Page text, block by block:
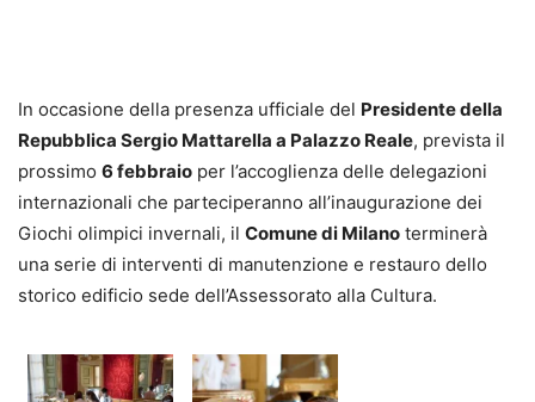
In occasione della presenza ufficiale del Presidente della
Repubblica Sergio Mattarella a Palazzo Reale, prevista il
prossimo 6 febbraio per l’accoglienza delle delegazioni
internazionali che parteciperanno all’inaugurazione dei
Giochi olimpici invernali, il Comune di Milano terminerà
una serie di interventi di manutenzione e restauro dello
storico edificio sede dell’Assessorato alla Cultura.